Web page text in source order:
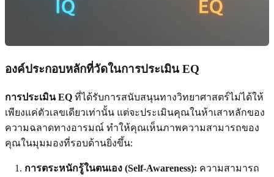
องค์ประกอบหลักที่วัดในการประเมิน EQ
การประเมิน EQ ที่ได้รับการสนับสนุนทางวิทยาศาสตร์ไม่ได้ให้
เพียงแค่ตัวเลขเดียวเท่านั้น แต่จะประเมินคุณในห้าเสาหลักของ
ความฉลาดทางอารมณ์ ทำให้คุณเห็นภาพความสามารถของ
คุณในมุมมองที่รอบด้านยิ่งขึ้น:
การตระหนักรู้ในตนเอง (Self-Awareness): ความสามารถ